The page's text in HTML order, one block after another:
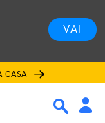
VAI
CASA